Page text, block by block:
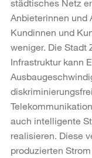
städtisches Netz
Anbieterinnen und
Kundinnen und
weniger. Die Stadt
Infrastruktur kann
auch intelligente
realisieren. Diese
produzierten